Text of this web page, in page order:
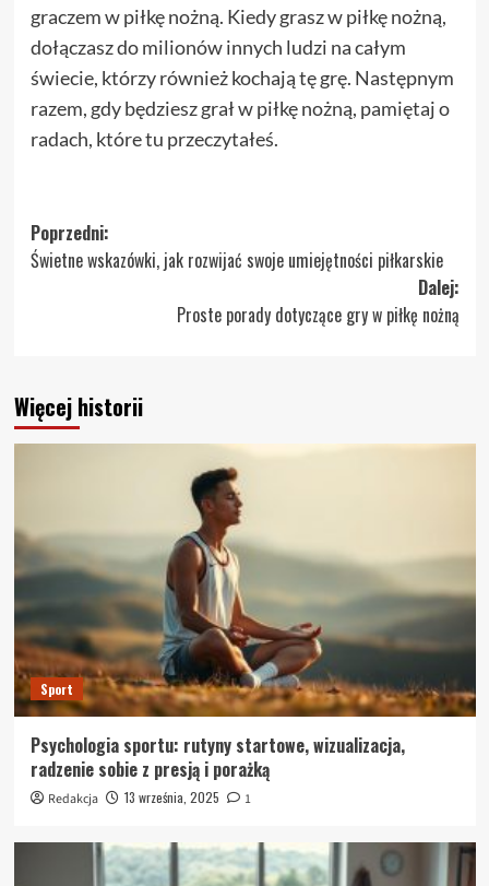
graczem w piłkę nożną. Kiedy grasz w piłkę nożną,
dołączasz do milionów innych ludzi na całym
świecie, którzy również kochają tę grę. Następnym
razem, gdy będziesz grał w piłkę nożną, pamiętaj o
radach, które tu przeczytałeś.
Zobacz
wpisy
Poprzedni:
Świetne wskazówki, jak rozwijać swoje umiejętności piłkarskie
Dalej:
Proste porady dotyczące gry w piłkę nożną
Więcej historii
Sport
Psychologia sportu: rutyny startowe, wizualizacja,
radzenie sobie z presją i porażką
Redakcja 13 września, 2025 1